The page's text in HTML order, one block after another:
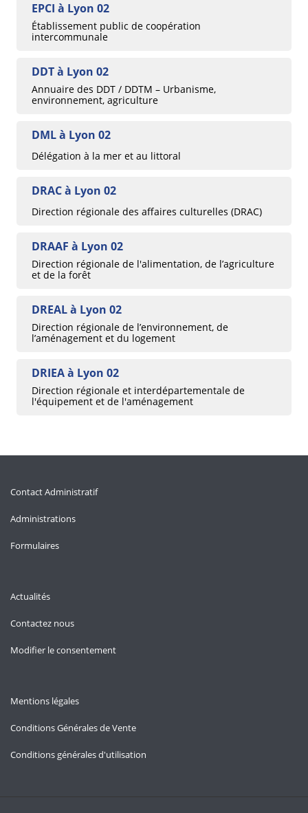
EPCI à Lyon 02
Établissement public de coopération
intercommunale
DDT à Lyon 02
Annuaire des DDT / DDTM – Urbanisme,
environnement, agriculture
DML à Lyon 02
Délégation à la mer et au littoral
DRAC à Lyon 02
Direction régionale des affaires culturelles (DRAC)
DRAAF à Lyon 02
Direction régionale de l'alimentation, de l’agriculture
et de la forêt
DREAL à Lyon 02
Direction régionale de l’environnement, de
l’aménagement et du logement
DRIEA à Lyon 02
Direction régionale et interdépartementale de
l'équipement et de l'aménagement
Contact Administratif
Administrations
Formulaires
Actualités
Contactez nous
Modifier le consentement
Mentions légales
Conditions Générales de Vente
Conditions générales d'utilisation